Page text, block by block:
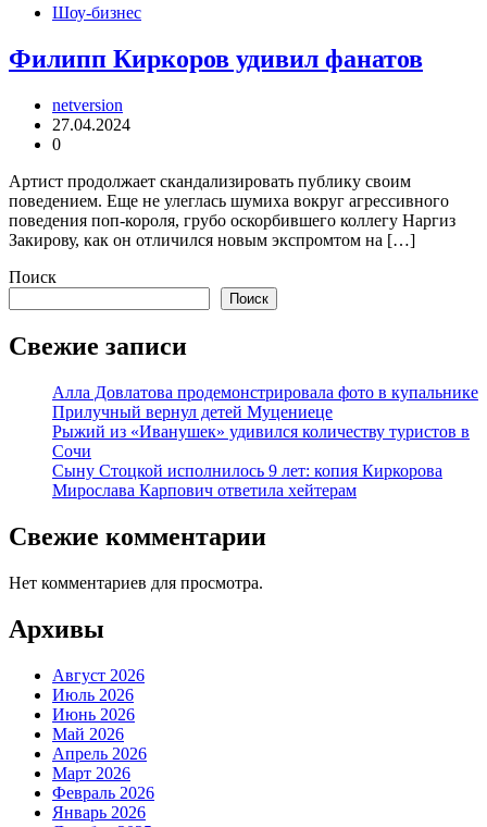
Шоу-бизнес
Филипп Киркоров удивил фанатов
netversion
27.04.2024
0
Артист продолжает скандализировать публику своим
поведением. Еще не улеглась шумиха вокруг агрессивного
поведения поп-короля, грубо оскорбившего коллегу Наргиз
Закирову, как он отличился новым экспромтом на […]
Поиск
Поиск
Свежие записи
Алла Довлатова продемонстрировала фото в купальнике
Прилучный вернул детей Муцениеце
Рыжий из «Иванушек» удивился количеству туристов в
Сочи
Сыну Стоцкой исполнилось 9 лет: копия Киркорова
Мирослава Карпович ответила хейтерам
Свежие комментарии
Нет комментариев для просмотра.
Архивы
Август 2026
Июль 2026
Июнь 2026
Май 2026
Апрель 2026
Март 2026
Февраль 2026
Январь 2026